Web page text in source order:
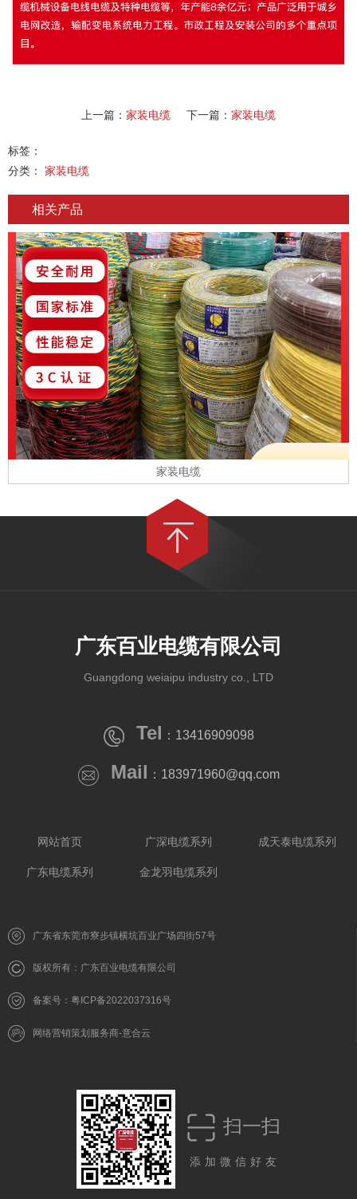
上一篇： 家装电缆 下一篇： 家装电缆
标签：
分类： 家装电缆
相关产品
家装电缆
广东百业电缆有限公司
Guangdong weiaipu industry co., LTD
Tel ：13416909098
Mail ：183971960@qq.com
网站首页 广深电缆系列 成天泰电缆系列
广东电缆系列 金龙羽电缆系列
广东省东莞市寮步镇横坑百业广场四街57号
版权所有：广东百业电缆有限公司
备案号：粤ICP备2022037316号
网络营销策划服务商-意合云
扫一扫
添加微信好友